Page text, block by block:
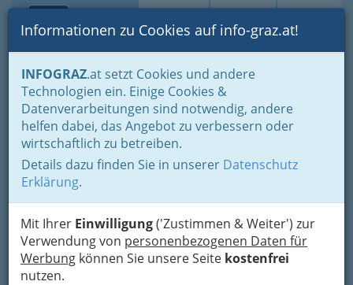
Suche Login Toggle
Informationen zu Cookies auf info-graz.at!
INFOGRAZ.at setzt Cookies und andere
Technologien ein. Einige Cookies &
Datenverarbeitungen sind notwendig, andere
helfen dabei, das Angebot zu verbessern oder
wirtschaftlich zu betreiben.
Details dazu finden Sie in unserer Datenschutz
Erklärung.
Mit Ihrer Einwilligung('Zustimmen & Weiter') zur
Verwendung von personenbezogenen Daten für
Werbung können Sie unsere Seite kostenfrei
nutzen.
Home Branchen
Einkaufen & Schenken - der Handel
Handel in Graz
Dinge des täglichen Lebens
Eisen- und Hartwaren
Porzellanwarenhandel
Porzellanwarenhandel
Porzellan, auch weißes Gold genannt, kam aus dem alten
heutzutage kann man natürlich Porzellanwaren wie
Porzellanteller, Porzellangeschirr, ... bzw. Waren, wie
Geschirr, Tassen, Teller, ... aus Porzellan natürlich bei einem
Händler für Porzellanwaren bzw. Porzellanhändler kaufen.